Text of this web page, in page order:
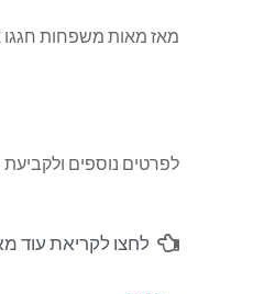
מאז מאות משפחות חגגו
לפרטים נוספים ולקביעת ראיון הילה
לחצו לקריאת עוד